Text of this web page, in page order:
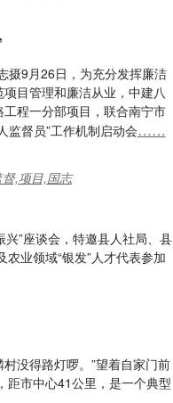
摄9月26日，为充分发挥廉洁
目管理和廉洁从业，中建八
程一分部项目，联合南宁市
监督员”工作机制启动会……
,项目,国志
兴”座谈会，特邀县人社局、县
业领域“银发”人才代表参加
没得路灯啰。”望着自家门前
距市中心41公里，是一个典型